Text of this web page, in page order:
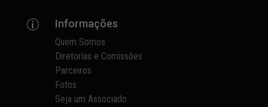
p Informações
Quem Somos
Diretorias e Comissões
Parceiros
Fotos
Seja um Associado